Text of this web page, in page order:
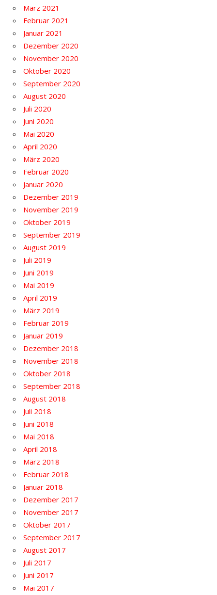
März 2021
Februar 2021
Januar 2021
Dezember 2020
November 2020
Oktober 2020
September 2020
August 2020
Juli 2020
Juni 2020
Mai 2020
April 2020
März 2020
Februar 2020
Januar 2020
Dezember 2019
November 2019
Oktober 2019
September 2019
August 2019
Juli 2019
Juni 2019
Mai 2019
April 2019
März 2019
Februar 2019
Januar 2019
Dezember 2018
November 2018
Oktober 2018
September 2018
August 2018
Juli 2018
Juni 2018
Mai 2018
April 2018
März 2018
Februar 2018
Januar 2018
Dezember 2017
November 2017
Oktober 2017
September 2017
August 2017
Juli 2017
Juni 2017
Mai 2017